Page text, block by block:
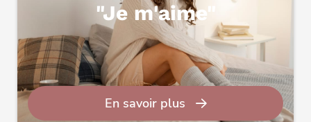
"Je m'aime"
En savoir plus